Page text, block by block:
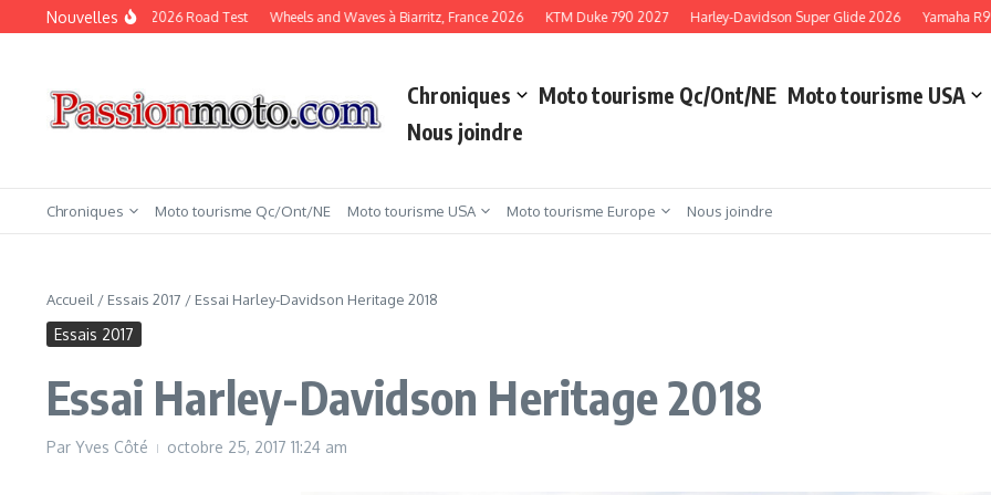
Aller au contenu
Nouvelles
KTM Duke 790 2026 Road Test Wheels and Waves à Biarritz, France 2026 KTM Duke 790 2027 Harley-Davidson Super Glide 2026 Yamaha R9
Chroniques Moto tourisme Qc/Ont/NE Moto tourisme USA
Nous joindre
Chroniques Moto tourisme Qc/Ont/NE Moto tourisme USA Moto tourisme Europe Nous joindre
Accueil / Essais 2017 / Essai Harley-Davidson Heritage 2018
Essais 2017
Essai Harley-Davidson Heritage 2018
Par Yves Côté octobre 25, 2017 11:24 am